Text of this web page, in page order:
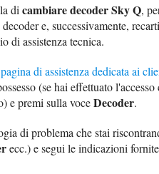
di cambiare decoder Sky Q,
e, successivamente,
di assistenza tecnica.
pagina di assistenza dedicata ai
(se hai effettuato
e premi sulla voceDecoder.
di problema che stai
ecc.) e segui le indicazioni